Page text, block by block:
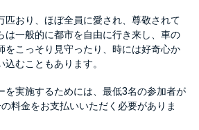
匹おり、ほぼ全員に愛され、尊敬されて
は一般的に都市を自由に行き来し、車の
をこっそり見守ったり、時には好奇心か
むこともあります。
を実施するためには、最低3名の参加者が
料金をお支払いいただく必要がありま